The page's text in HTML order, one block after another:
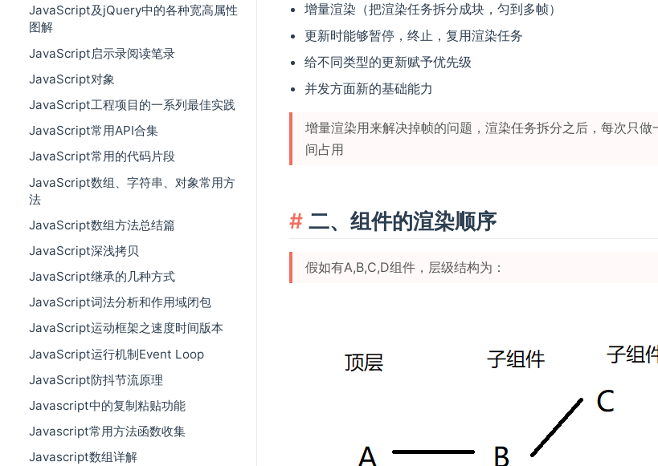
JavaScript及jQuery中的各种宽高属性
图解
JavaScript启示录阅读笔录
JavaScript对象
JavaScript工程项目的一系列最佳实践
JavaScript常用API合集
JavaScript常用的代码片段
JavaScript数组、字符串、对象常用方
法
JavaScript数组方法总结篇
JavaScript深浅拷贝
JavaScript继承的几种方式
JavaScript词法分析和作用域闭包
JavaScript运动框架之速度时间版本
JavaScript运行机制Event Loop
JavaScript防抖节流原理
Javascript中的复制粘贴功能
Javascript常用方法函数收集
Javascript数组详解
增量渲染（把渲染任务拆分成块，匀到多帧）
更新时能够暂停，终止，复用渲染任务
给不同类型的更新赋予优先级
并发方面新的基础能力
增量渲染用来解决掉帧的问题，渲染任务拆分之后，每次只
间占用
二、组件的渲染顺序
假如有A,B,C,D组件，层级结构为：